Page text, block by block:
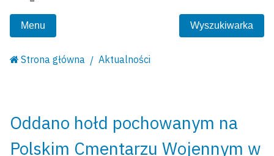
Menu Wyszukiwarka
Strona główna Aktualności
Oddano hołd pochowanym na
Polskim Cmentarzu Wojennym w